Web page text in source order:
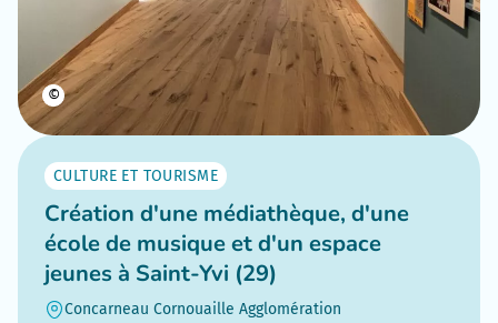
©
CULTURE ET TOURISME
Création d'une médiathèque, d'une
école de musique et d'un espace
jeunes à Saint-Yvi (29)
Concarneau Cornouaille Agglomération